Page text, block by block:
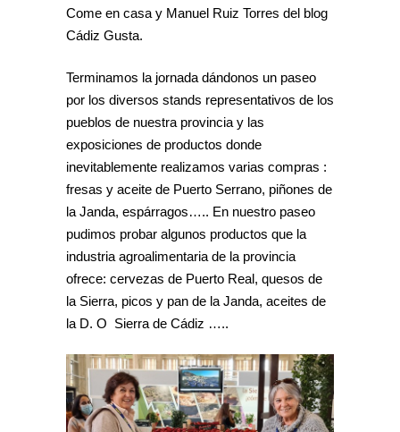
Come en casa y Manuel Ruiz Torres del blog
Cádiz Gusta.
Terminamos la jornada dándonos un paseo
por los diversos stands representativos de los
pueblos de nuestra provincia y las
exposiciones de productos donde
inevitablemente realizamos varias compras :
fresas y aceite de Puerto Serrano, piñones de
la Janda, espárragos….. En nuestro paseo
pudimos probar algunos productos que la
industria agroalimentaria de la provincia
ofrece: cervezas de Puerto Real, quesos de
la Sierra, picos y pan de la Janda, aceites de
la D. O Sierra de Cádiz …..